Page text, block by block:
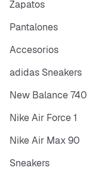
Zapatos
Pantalones
Accesorios
adidas Sneakers
New Balance 740
Nike Air Force 1
Nike Air Max 90
Sneakers